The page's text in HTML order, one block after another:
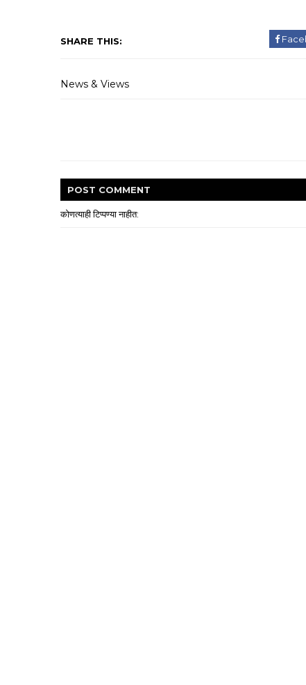
SHARE THIS:
News & Views
POST COMMENT
कोणत्याही टिप्पण्‍या नाहीत: